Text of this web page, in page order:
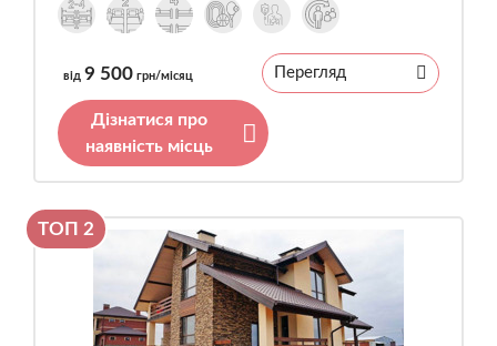
від 9 500 грн/місяц Перегляд
Дізнатися про
наявність місць
ТОП 2